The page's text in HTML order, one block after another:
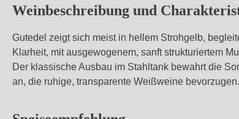
Weinbeschreibung und
Gutedel zeigt sich meist in hellem Strohgelb,
Klarheit, mit ausgewogenem, sanft strukturiertem
Der klassische Ausbau im Stahltank bewahrt die
an, die ruhige, transparente Weißweine